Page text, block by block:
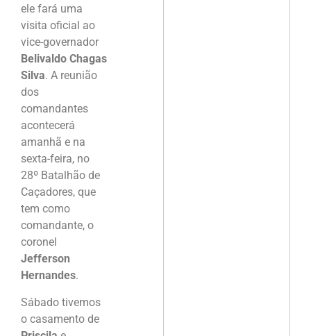
ele fará uma
visita oficial ao
vice-governador
Belivaldo Chagas
Silva. A reunião
dos
comandantes
acontecerá
amanhã e na
sexta-feira, no
28º Batalhão de
Caçadores, que
tem como
comandante, o
coronel
Jefferson
Hernandes.
Sábado tivemos
o casamento de